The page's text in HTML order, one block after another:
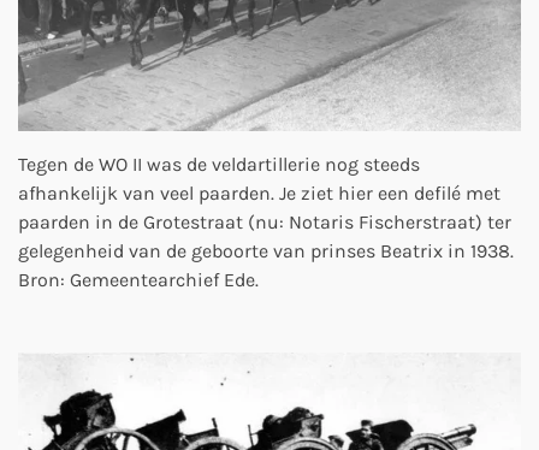
Tegen de WO II was de veldartillerie nog steeds
afhankelijk van veel paarden. Je ziet hier een defilé met
paarden in de Grotestraat (nu: Notaris Fischerstraat) ter
gelegenheid van de geboorte van prinses Beatrix in 1938.
Bron: Gemeentearchief Ede.